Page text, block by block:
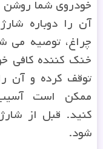
خودروی شما روشن
آن را دوباره
چراغ، توصیه می
خنک کننده کافی
توقف کرده و آن
ممکن است
کنید. قبل از
شود.